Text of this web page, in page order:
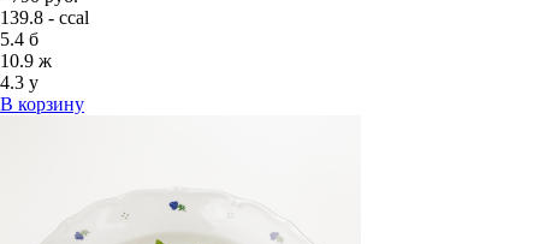
139.8 - ccal
5.4 б
10.9 ж
4.3 у
В корзину